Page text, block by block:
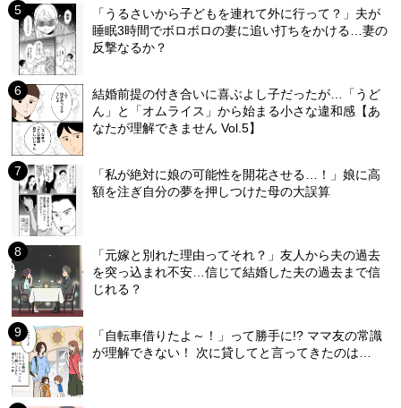
「うるさいから子どもを連れて外に行って？」夫が
睡眠3時間でボロボロの妻に追い打ちをかける…妻の
反撃なるか？
結婚前提の付き合いに喜ぶよし子だったが…「うど
ん」と「オムライス」から始まる小さな違和感【あ
なたが理解できません Vol.5】
「私が絶対に娘の可能性を開花させる…！」娘に高
額を注ぎ自分の夢を押しつけた母の大誤算
「元嫁と別れた理由ってそれ？」友人から夫の過去
を突っ込まれ不安…信じて結婚した夫の過去まで信
じれる？
「自転車借りたよ～！」って勝手に!? ママ友の常識
が理解できない！ 次に貸してと言ってきたのは…